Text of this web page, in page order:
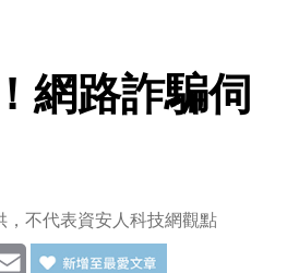
網路詐騙伺
，不代表資安人科技網觀點
Email